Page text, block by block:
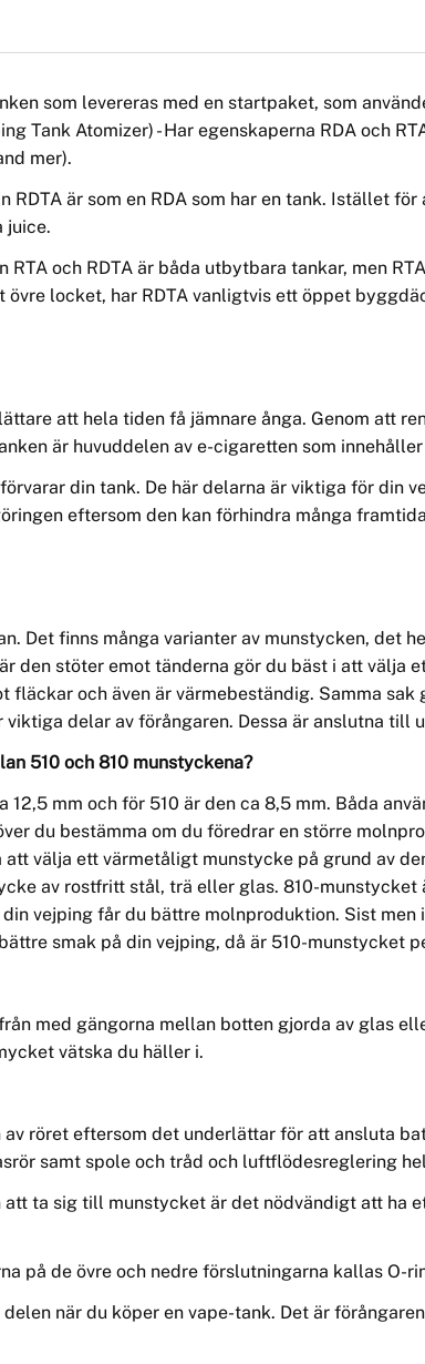
som levereras med en startpaket, som anvä
Tank Atomizer) - Har egenskaperna RDA och
mer).
RDTA är som en RDA som har en tank. Istället
juice.
RTA och RDTA är båda utbytbara tankar, men
övre locket, har RDTA vanligtvis ett öppet
att hela tiden få jämnare ånga. Genom att
är huvuddelen av e-cigaretten som
din tank. De här delarna är viktiga för din
eftersom den kan förhindra många
Det finns många varianter av munstycken, det
den stöter emot tänderna gör du bäst i att välja
fläckar och även är värmebeständig. Samma
viktiga delar av förångaren. Dessa är anslutna till
510 och 810 munstyckena?
12,5 mm och för 510 är den ca 8,5 mm. Båda
du bestämma om du föredrar en större
välja ett värmetåligt munstycke på grund av
av rostfritt stål, trä eller glas. 810-munstycket
vejping får du bättre molnproduktion. Sist
smak på din vejping, då är 510-munstycket
n med gängorna mellan botten gjorda av glas
vätska du häller i.
av röret eftersom det underlättar för att ansluta
samt spole och tråd och luftflödesreglering
att ta sig till munstycket är det nödvändigt att ha
på de övre och nedre förslutningarna kallas O-
när du köper en vape-tank. Det är